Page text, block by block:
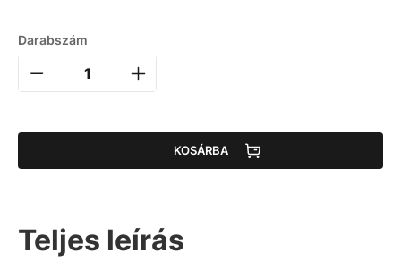
Darabszám
KOSÁRBA
Teljes leírás